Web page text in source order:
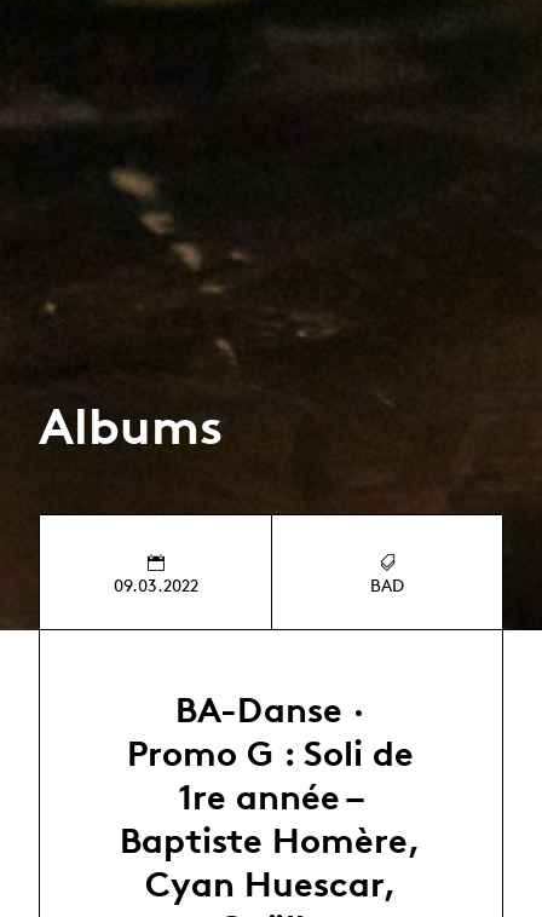
Albums
09.03.2022 BAD
BA-Danse ·
Promo G : Soli de
1re année –
Baptiste Homère,
Cyan Huescar,